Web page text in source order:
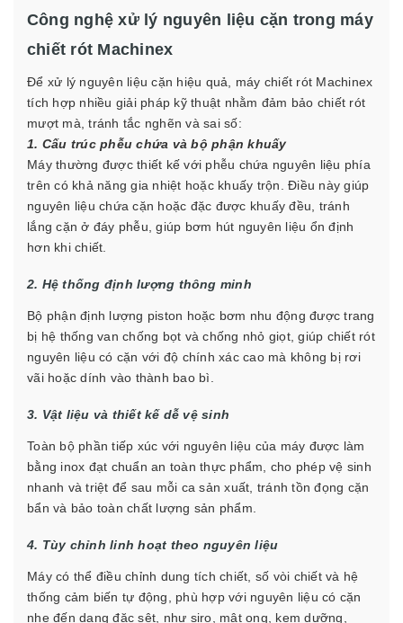
Công nghệ xử lý nguyên liệu cặn trong máy
chiết rót Machinex
Để xử lý nguyên liệu cặn hiệu quả, máy chiết rót Machinex
tích hợp nhiều giải pháp kỹ thuật nhằm đảm bảo chiết rót
mượt mà, tránh tắc nghẽn và sai số:
1. Cấu trúc phễu chứa và bộ phận khuấy
Máy thường được thiết kế với phễu chứa nguyên liệu phía
trên có khả năng gia nhiệt hoặc khuấy trộn. Điều này giúp
nguyên liệu chứa cặn hoặc đặc được khuấy đều, tránh
lắng cặn ở đáy phễu, giúp bơm hút nguyên liệu ổn định
hơn khi chiết.
2. Hệ thống định lượng thông minh
Bộ phận định lượng piston hoặc bơm nhu động được trang
bị hệ thống van chống bọt và chống nhỏ giọt, giúp chiết rót
nguyên liệu có cặn với độ chính xác cao mà không bị rơi
vãi hoặc dính vào thành bao bì.
3. Vật liệu và thiết kế dễ vệ sinh
Toàn bộ phần tiếp xúc với nguyên liệu của máy được làm
bằng inox đạt chuẩn an toàn thực phẩm, cho phép vệ sinh
nhanh và triệt để sau mỗi ca sản xuất, tránh tồn đọng cặn
bẩn và bảo toàn chất lượng sản phẩm.
4. Tùy chỉnh linh hoạt theo nguyên liệu
Máy có thể điều chỉnh dung tích chiết, số vòi chiết và hệ
thống cảm biến tự động, phù hợp với nguyên liệu có cặn
nhẹ đến dạng đặc sệt, như siro, mật ong, kem dưỡng,